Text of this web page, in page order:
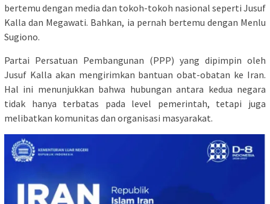
bertemu dengan media dan tokoh-tokoh nasional seperti Jusuf
Kalla dan Megawati. Bahkan, ia pernah bertemu dengan Menlu
Sugiono.
Partai Persatuan Pembangunan (PPP) yang dipimpin oleh
Jusuf Kalla akan mengirimkan bantuan obat-obatan ke Iran.
Hal ini menunjukkan bahwa hubungan antara kedua negara
tidak hanya terbatas pada level pemerintah, tetapi juga
melibatkan komunitas dan organisasi masyarakat.